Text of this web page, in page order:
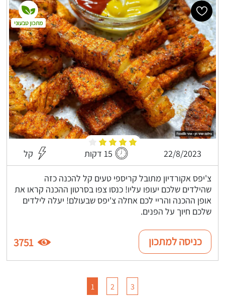
22/8/2023 15 דקות קל
צ'יפס אקורדיון מתובל קריספי טעים קל להכנה כזה
שהילדים שלכם יעופו עליו! כנסו צפו בסרטון ההכנה קראו את
אופן ההכנה והריי לכם אחלה צ'יפס שבעולם! יעלה לילדים
שלכם חיוך על הפנים.
מתכון טבעוני
כניסה למתכון 3751
1 2 3